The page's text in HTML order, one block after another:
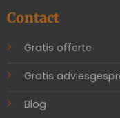
Contact
Gratis offerte
Gratis
Blog